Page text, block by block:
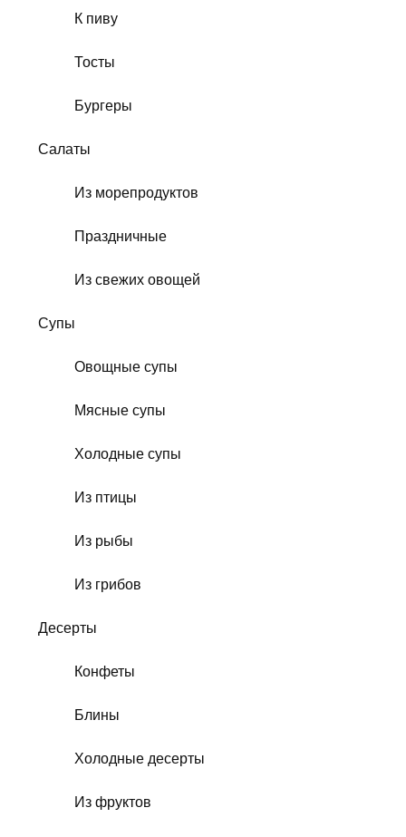
К пиву
Тосты
Бургеры
Салаты
Из морепродуктов
Праздничные
Из свежих овощей
Супы
Овощные супы
Мясные супы
Холодные супы
Из птицы
Из рыбы
Из грибов
Десерты
Конфеты
Блины
Холодные десерты
Из фруктов